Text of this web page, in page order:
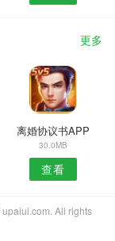
更多
离婚协议书APP
30.0MB
查看
All rights